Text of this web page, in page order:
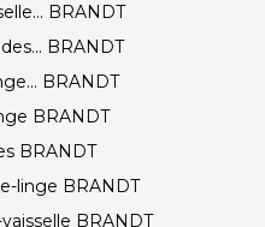
BRANDT
BRANDT
BRANDT
BRANDT
BRANDT
linge BRANDT
BRANDT